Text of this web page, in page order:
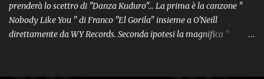
prenderà lo scettro di "Danza Kuduro"... La prima è la canzone "
Nobody Like You " di Franco "El Gorila" insieme a O'Neill
direttamente da WY Records. Seconda ipotesi la magnifica "
potenziali hits della prossima estate, " Follow The Leader " del trio